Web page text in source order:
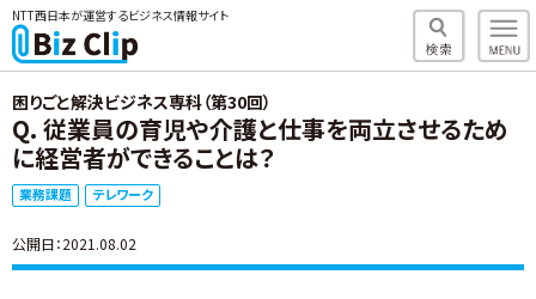
NTT西日本が運営するビジネス情報サイト
困りごと解決ビジネス専科（第30回）
Q. 従業員の育児や介護と仕事を両立させるため
に経営者ができることは？
業務課題 テレワーク
公開日：2021.08.02